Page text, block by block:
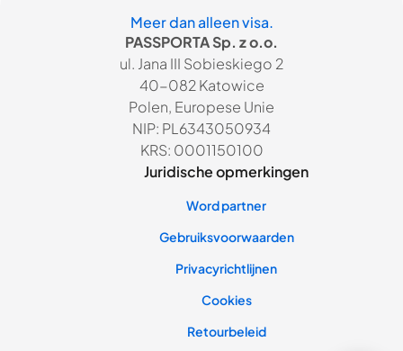
Meer dan alleen visa.
PASSPORTA Sp. z o.o.
ul. Jana III Sobieskiego 2
40-082 Katowice
Polen, Europese Unie
NIP: PL6343050934
KRS: 0001150100
Juridische opmerkingen
Word partner
Gebruiksvoorwaarden
Privacyrichtlijnen
Cookies
Retourbeleid